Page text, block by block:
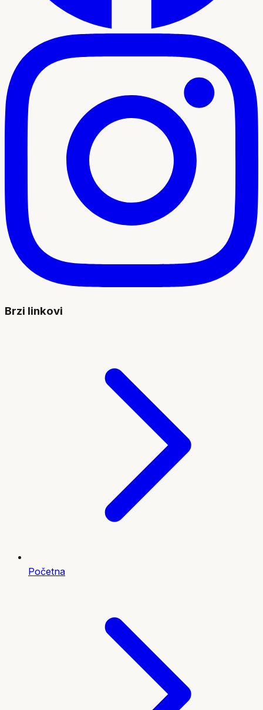
Brzi linkovi
Početna